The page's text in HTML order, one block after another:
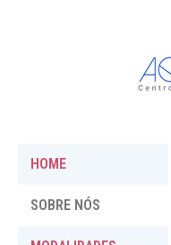
HOME
SOBRE NÓS